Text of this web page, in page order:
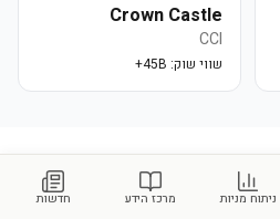
Crown Castle
CCI
שווי שוק: 45B+
Newmark Group Inc
ניתוח מניות מרכז הידע חדשות